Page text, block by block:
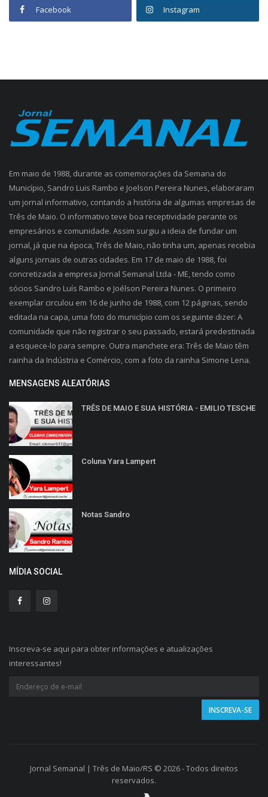
Facebook Instagram
Em maio de 1988, durante as comemorações da Semana do
Município, Sandro Luis Rambo e Joelson Pereira Nunes, elaboraram
um jornal informativo, contando a história de algumas empresas de
Três de Maio. O informativo teve boa receptividade perante os
empresários e comunidade. Assim surgiu a ideia de fundar um
jornal, já que na época, Três de Maio, não tinha um, apenas recebia
alguns jornais de outras cidades. Em 17 de maio de 1988, foi
concretizada a empresa Jornal Semanal Ltda - ME, tendo como
sócios Sandro Luís Rambo e Joélson Pereira Nunes. O primeiro
exemplar circulou em 16 de junho de 1988, com 12 páginas, sendo
editada na capa, uma foto do município com os seguinte dizer: A
comunidade que não registrar o seu passado, estará predestinada
a esquece-lo para sempre. Outra manchete era: Três de Maio têm
rainha da Indústria e Comércio, com a foto da rainha Simone Lena.
MENSAGENS ALEATÓRIAS
TRÊS DE MAIO E SUA HISTÓRIA - EMILIO TESCHE
Coluna Yara Lampert
Notas Sandro
MÍDIA SOCIAL
Inscreva-se aqui para obter informações e atualizações
interessantes!
Jornal Semanal | Três de Maio/RS © 2026 - Todos direitos
reservados.